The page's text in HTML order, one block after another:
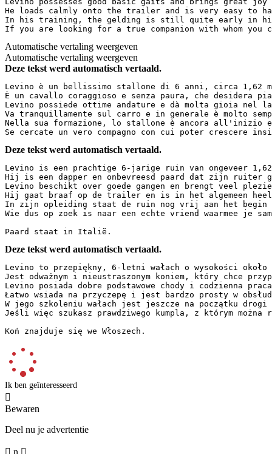
He loads calmly onto the trailer and is very easy to
In his training, the gelding is still quite early in his
If you are looking for a true companion with whom
Automatische vertaling weergeven
Automatische vertaling weergeven
Deze tekst werd automatisch vertaald.
Levino è un bellissimo stallone di 6 anni, circa 1,62
È un cavallo coraggioso e senza paura, che desidera
Levino possiede ottime andature e dà molta gioia
Va tranquillamente sul carro e in generale è molto
Nella sua formazione, lo stallone è ancora
Se cercate un vero compagno con cui poter crescere
Deze tekst werd automatisch vertaald.
Levino is een prachtige 6-jarige ruin van ongeveer
Hij is een dapper en onbevreesd paard dat zijn ruiter
Levino beschikt over goede gangen en brengt veel
Hij gaat braaf op de trailer en is in het algemeen
In zijn opleiding staat de ruin nog vrij aan het begin
Wie dus op zoek is naar een echte vriend waarmee
Paard staat in Italië.
Deze tekst werd automatisch vertaald.
Levino to przepiękny, 6-letni wałach o wysokości
Jest odważnym i nieustraszonym koniem, który chce
Levino posiada dobre podstawowe chody i codzienna
Łatwo wsiada na przyczepę i jest bardzo prosty w
W jego szkoleniu wałach jest jeszcze na początku
Jeśli więc szukasz prawdziwego kumpla, z którym
Koń znajduje się we Włoszech.
Ik ben geïnteresseerd

Bewaren
Deel nu je advertentie